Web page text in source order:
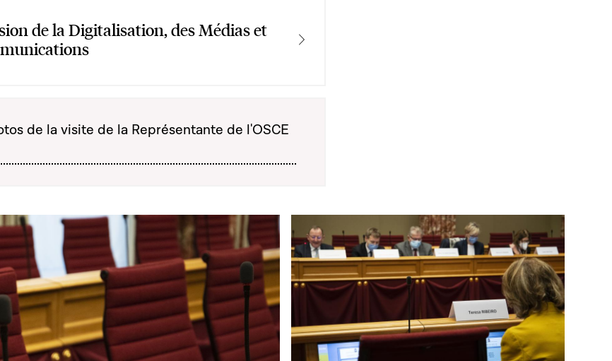
de la Digitalisation, des Médias et
de la visite de la Représentante de l'OSCE
Open image in gallery